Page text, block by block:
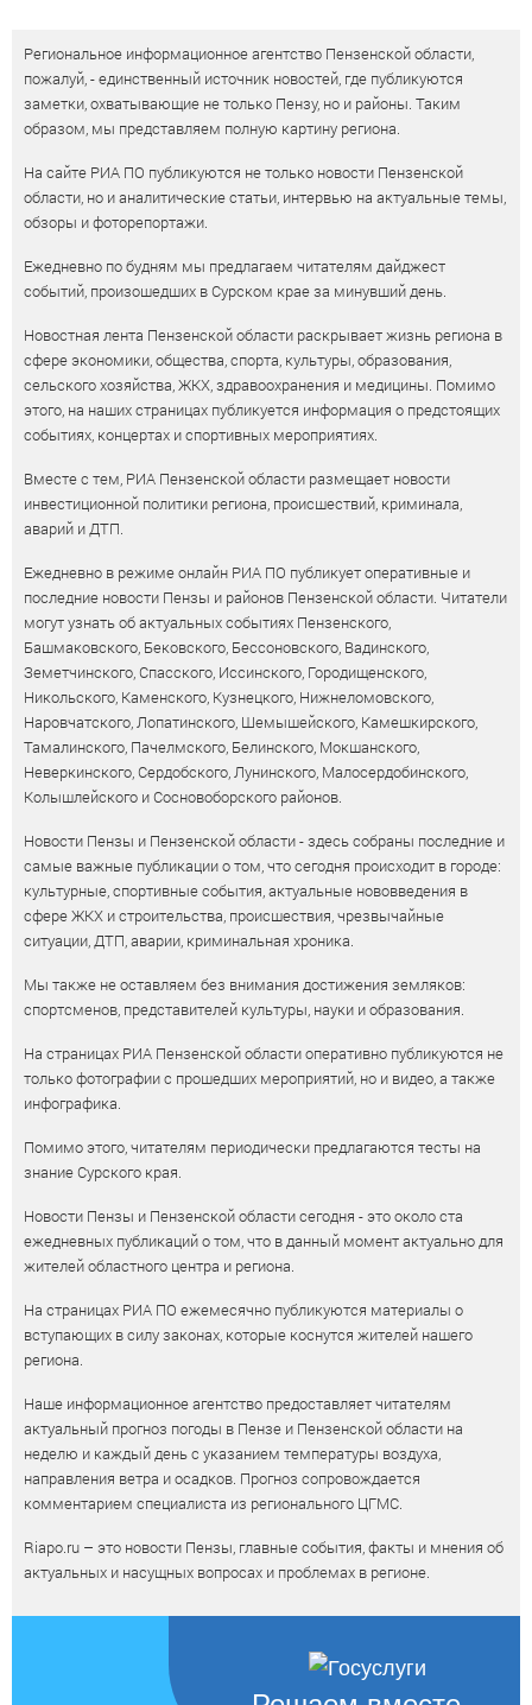
Региональное информационное агентство Пензенской области,
пожалуй, - единственный источник новостей, где публикуются
заметки, охватывающие не только Пензу, но и районы. Таким
образом, мы представляем полную картину региона.
На сайте РИА ПО публикуются не только новости Пензенской
области, но и аналитические статьи, интервью на актуальные темы,
обзоры и фоторепортажи.
Ежедневно по будням мы предлагаем читателям дайджест
событий, произошедших в Сурском крае за минувший день.
Новостная лента Пензенской области раскрывает жизнь региона в
сфере экономики, общества, спорта, культуры, образования,
сельского хозяйства, ЖКХ, здравоохранения и медицины. Помимо
этого, на наших страницах публикуется информация о предстоящих
событиях, концертах и спортивных мероприятиях.
Вместе с тем, РИА Пензенской области размещает новости
инвестиционной политики региона, происшествий, криминала,
аварий и ДТП.
Ежедневно в режиме онлайн РИА ПО публикует оперативные и
последние новости Пензы и районов Пензенской области. Читатели
могут узнать об актуальных событиях Пензенского,
Башмаковского, Бековского, Бессоновского, Вадинского,
Земетчинского, Спасского, Иссинского, Городищенского,
Никольского, Каменского, Кузнецкого, Нижнеломовского,
Наровчатского, Лопатинского, Шемышейского, Камешкирского,
Тамалинского, Пачелмского, Белинского, Мокшанского,
Неверкинского, Сердобского, Лунинского, Малосердобинского,
Колышлейского и Сосновоборского районов.
Новости Пензы и Пензенской области - здесь собраны последние и
самые важные публикации о том, что сегодня происходит в городе:
культурные, спортивные события, актуальные нововведения в
сфере ЖКХ и строительства, происшествия, чрезвычайные
ситуации, ДТП, аварии, криминальная хроника.
Мы также не оставляем без внимания достижения земляков:
спортсменов, представителей культуры, науки и образования.
На страницах РИА Пензенской области оперативно публикуются не
только фотографии с прошедших мероприятий, но и видео, а также
инфографика.
Помимо этого, читателям периодически предлагаются тесты на
знание Сурского края.
Новости Пензы и Пензенской области сегодня - это около ста
ежедневных публикаций о том, что в данный момент актуально для
жителей областного центра и региона.
На страницах РИА ПО ежемесячно публикуются материалы о
вступающих в силу законах, которые коснутся жителей нашего
региона.
Наше информационное агентство предоставляет читателям
актуальный прогноз погоды в Пензе и Пензенской области на
неделю и каждый день с указанием температуры воздуха,
направления ветра и осадков. Прогноз сопровождается
комментарием специалиста из регионального ЦГМС.
Riapo.ru – это новости Пензы, главные события, факты и мнения об
актуальных и насущных вопросах и проблемах в регионе.